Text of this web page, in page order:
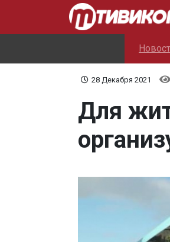
28 Декабря 2021
Для